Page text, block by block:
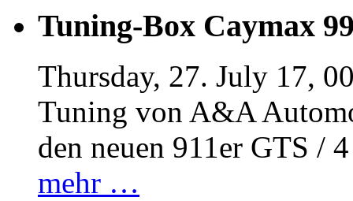
Tuning-Box Caymax
Thursday, 27. July 17,
Tuning von A&A
den neuen 911er GTS /
mehr …